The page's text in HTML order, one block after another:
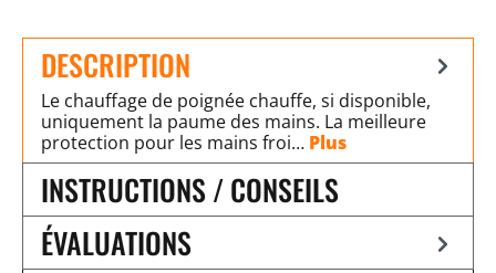
DESCRIPTION
Le chauffage de poignée chauffe, si disponible,
uniquement la paume des mains. La meilleure
protection pour les mains froi… Plus
INSTRUCTIONS / CONSEILS
ÉVALUATIONS